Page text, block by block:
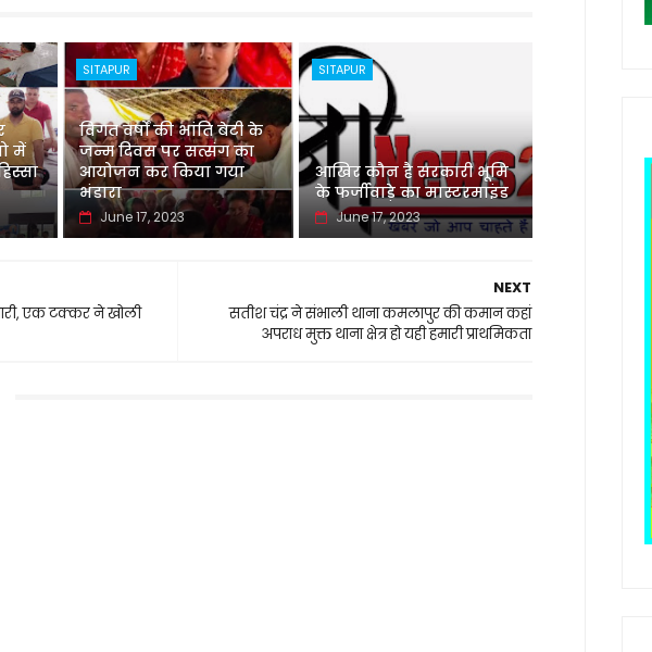
में
SITAPUR
विगत वर्षों की भांति बेटी के
जन्म दिवस पर सत्संग का
आयोजन कर किया गया
भंडारा
June 17, 2023
SITAPUR
आखिर कौन है सरकारी भूमि
के फर्जीवाड़े का मास्टरमाइंड
June 17, 2023
NEXT
सतीश चंद्र ने संभाली थाना कमलापुर की कमान कहां
अपराध मुक्त थाना क्षेत्र हो यही हमारी प्राथमिकता
एक टक्कर ने खोली